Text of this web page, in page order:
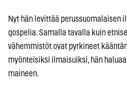
Nyt hän levittää perussuomalaisen
gospelia. Samalla tavalla kuin
vähemmistöt ovat pyrkineet
myönteisiksi ilmaisuiksi, hän
maineen.